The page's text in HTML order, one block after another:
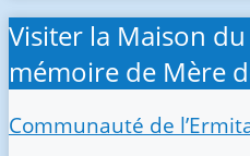
Visiter la Maison
mémoire de Mère
Communauté de